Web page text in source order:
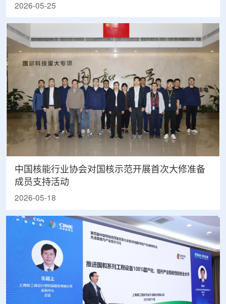
2026-05-25
中国核能行业协会对国核示范开展首次大修准备
成员支持活动
2026-05-18